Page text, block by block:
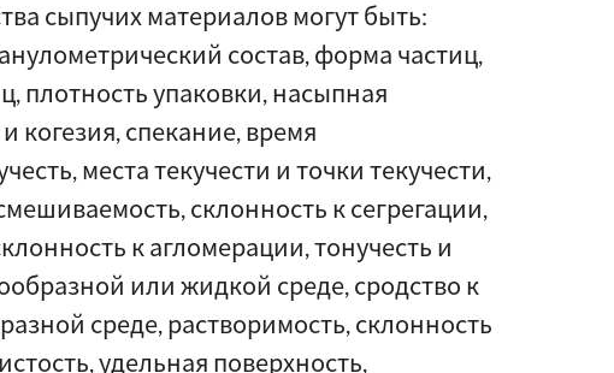
сыпучих материалов могут быть:
состав, форма частиц,
плотность упаковки, насыпная
когезия, спекание, время
места текучести и точки текучести,
склонность к сегрегации,
к агломерации, тонучесть и
или жидкой среде, сродство к
среде, растворимость, склонность
удельная поверхность,